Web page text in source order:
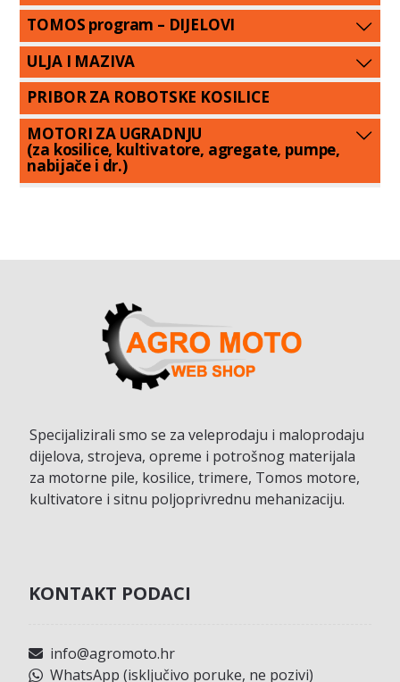
TOMOS program – DIJELOVI
ULJA I MAZIVA
PRIBOR ZA ROBOTSKE KOSILICE
MOTORI ZA UGRADNJU
(za kosilice, kultivatore, agregate, pumpe,
nabijače i dr.)
Specijalizirali smo se za veleprodaju i maloprodaju
dijelova, strojeva, opreme i potrošnog materijala
za motorne pile, kosilice, trimere, Tomos motore,
kultivatore i sitnu poljoprivrednu mehanizaciju.
KONTAKT PODACI
info@agromoto.hr
WhatsApp (isključivo poruke, ne pozivi)